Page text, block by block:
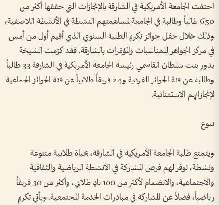
احتفت الجامعة الأمريكية في الشارقة بالإنجازات التي حققها أكثر من
650 طالباً وطالبة في الجامعة لمساهمتهم النشطة في الأنشطة اللاصفية،
وذلك خلال حفل جوائز تكريم الطلبة السنوي الذي أقيم أول من أمس
في مركز الجواهر للمناسبات والمؤتمرات بالشارقة. فقد كرّمت الشيخة
بدور بنت سلطان القاسمي رئيسة الجامعة الأمريكية في الشارقة 33 طالباً
وطالبة عن فئة الجوائز الفردية و24 فريقاً طلابياً عن فئة الجوائز الجماعية
لإنجازاتهم الاستثنائية.
تنوع
ويتمتع طلبة الجامعة الأمريكية في الشارقة، بحياة طلابية متنوعة
ونشطة، توفر لهم فرص المشاركة في الأنشطة الرياضية والثقافية
والاجتماعية، والانضمام لأكثر من 100 نادٍ طلابي، وأكثر من 30 فريقاً
رياضياً، فضلاً عن المشاركة في مبادرات الخدمة المجتمعية. ويأتي تكريم